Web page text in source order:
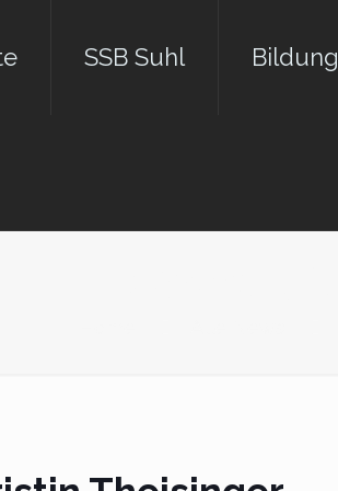
SSB Suhl Bildung